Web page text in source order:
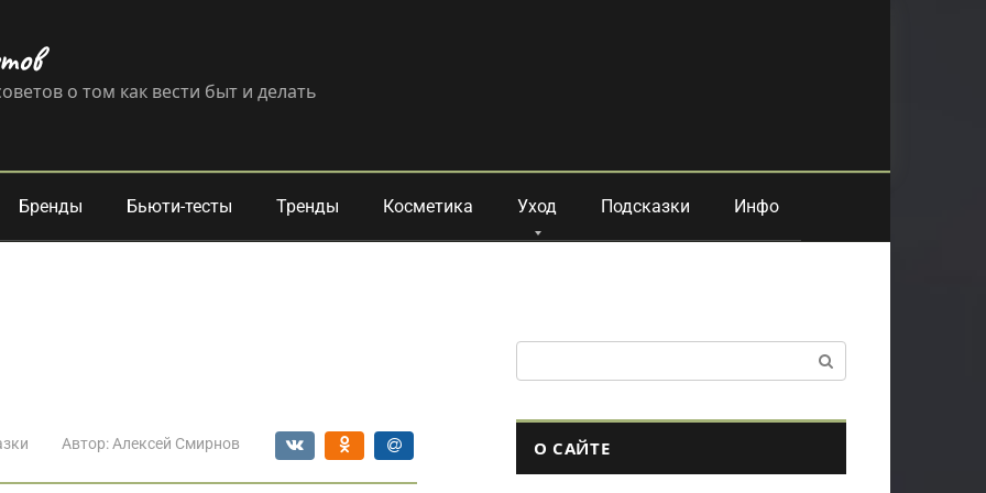
о том как вести быт и делать
Бренды Бьюти-тесты Тренды Косметика Уход Подсказки Инфо
Автор: Алексей Смирнов О САЙТЕ